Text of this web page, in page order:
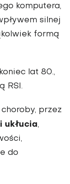
komputera,
silnej
formą
lat 80.,
RSI.
przez
ukłucia,
do